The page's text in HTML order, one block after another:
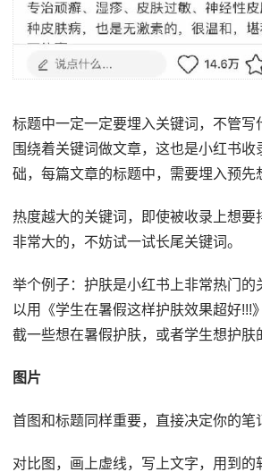
标题中一定一定要埋入关键词，不管写
围绕着关键词做文章，这也是小红书收
础，每篇文章的标题中，需要埋入预先
热度越大的关键词，即使被收录上想要
非常大的，不妨试一试长尾关键词。
举个例子：护肤是小红书上非常热门的
以用《学生在暑假这样护肤效果超好!!!
截一些想在暑假护肤，或者学生想护肤
图片
首图和标题同样重要，直接决定你的笔
对比图，画上虚线，写上文字，用到的